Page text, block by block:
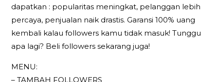
dapatkan : popularitas meningkat, pelanggan lebih
percaya, penjualan naik drastis. Garansi 100% uang
kembali kalau followers kamu tidak masuk! Tunggu
apa lagi? Beli followers sekarang juga!
MENU:
– TAMBAH FOLLOWERS